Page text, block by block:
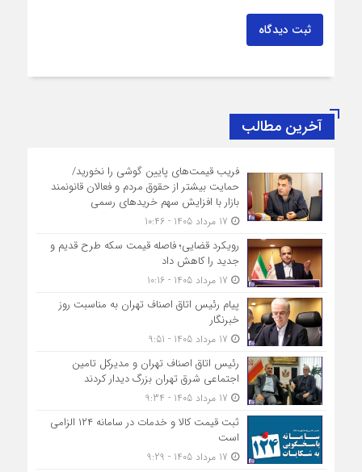
ثبت دیدگاه
آخرین مطالب
فریب قیمت‌های پایین گوشی را نخورید/
حمایت بیشتر از حقوق مردم و فعالان قانونمند
بازار با افزایش سهم خریدهای رسمی
رویکرد قضایی؛ فاصله قیمت سکه طرح قدیم و
جدید را کاهش داد
پیام رئیس اتاق اصناف تهران به مناسبت روز
خبرنگار
رئیس اتاق اصناف تهران و مدیرکل تامین
اجتماعی شرق تهران بزرگ دیدار کردند
ثبت قیمت کالا و خدمات در سامانه ۱۲۴ الزامی
است